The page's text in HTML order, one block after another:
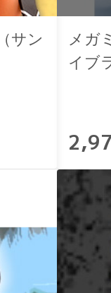
サン
メガ
イブ